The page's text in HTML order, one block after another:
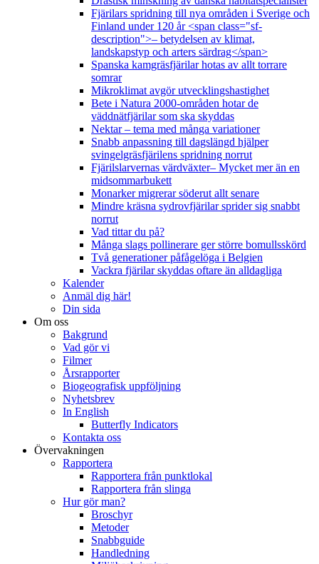
Fjärilars spridning till nya områden i Sverige och
Finland under 120 år <span class="sf-
description">– betydelsen av klimat,
landskapstyp och arters särdrag</span>
Spanska kamgräsfjärilar hotas av allt torrare
somrar
Mikroklimat avgör utvecklingshastighet
Bete i Natura 2000-områden hotar de
väddnätfjärilar som ska skyddas
Nektar – tema med många variationer
Snabb anpassning till dagslängd hjälper
svingelgräsfjärilens spridning norrut
Fjärilslarvernas värdväxter– Mycket mer än en
midsommarbukett
Monarker migrerar söderut allt senare
Mindre kräsna sydrovfjärilar sprider sig snabbt
norrut
Vad tittar du på?
Många slags pollinerare ger större bomullsskörd
Två generationer påfågelöga i Belgien
Vackra fjärilar skyddas oftare än alldagliga
Kalender
Anmäl dig här!
Din sida
Om oss
Bakgrund
Vad gör vi
Filmer
Årsrapporter
Biogeografisk uppföljning
Nyhetsbrev
In English
Butterfly Indicators
Kontakta oss
Övervakningen
Rapportera
Rapportera från punktlokal
Rapportera från slinga
Hur gör man?
Broschyr
Metoder
Snabbguide
Handledning